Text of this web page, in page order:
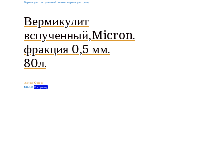
Вермикулит вспученный, плиты вермикулитовые
Вермикулит
вспученный,Micron.
фракция 0,5 мм.
80л.
Оценка 0 из 5
€8.46 В корзину